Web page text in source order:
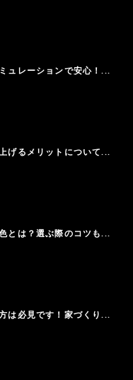
ュレーションで安心！...
げるメリットについて...
とは？選ぶ際のコツも...
は必見です！家づくり...